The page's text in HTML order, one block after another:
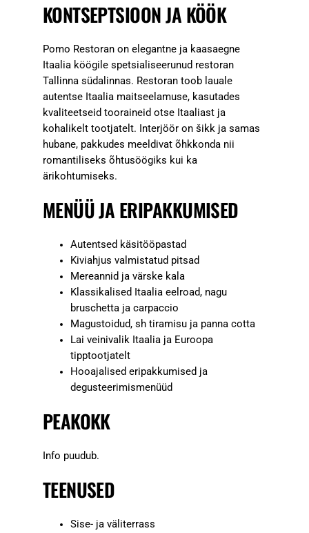
KONTSEPTSIOON JA KÖÖK
Pomo Restoran on elegantne ja kaasaegne
Itaalia köögile spetsialiseerunud restoran
Tallinna südalinnas. Restoran toob lauale
autentse Itaalia maitseelamuse, kasutades
kvaliteetseid tooraineid otse Itaaliast ja
kohalikelt tootjatelt. Interjöör on šikk ja samas
hubane, pakkudes meeldivat õhkkonda nii
romantiliseks õhtusöögiks kui ka
ärikohtumiseks.
MENÜÜ JA ERIPAKKUMISED
Autentsed käsitööpastad
Kiviahjus valmistatud pitsad
Mereannid ja värske kala
Klassikalised Itaalia eelroad, nagu
bruschetta ja carpaccio
Magustoidud, sh tiramisu ja panna cotta
Lai veinivalik Itaalia ja Euroopa
tipptootjatelt
Hooajalised eripakkumised ja
degusteerimismenüüd
PEAKOKK
Info puudub.
TEENUSED
Sise- ja väliterrass